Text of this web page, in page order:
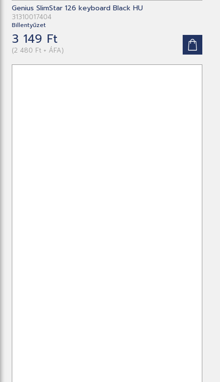
Genius SlimStar 126 keyboard Black HU
31310017404
Billentyűzet
3 149 Ft
(2 480 Ft + ÁFA)